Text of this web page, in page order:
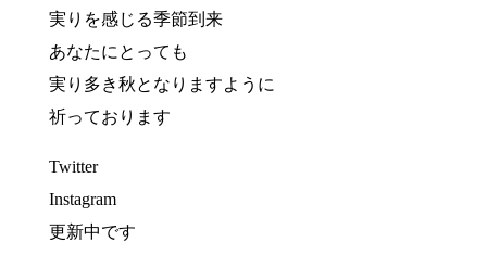
実りを感じる季節到来
あなたにとっても
実り多き秋となりますように
祈っております
Twitter
Instagram
更新中です